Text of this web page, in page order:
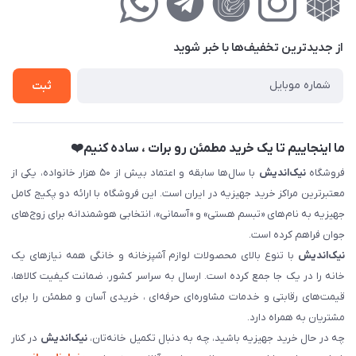
لیست محصولات
حریم خصوصی
فروش‌اقساطی
از جدید‌ترین تخفیف‌ها با‌ خبر شوید
ثبت
ما اینجاییم تا یک خرید مطمئن رو برات ، ساده کنیم❤️
فروشگاهنیک‌اندیش
با سال‌ها سابقه و اعتماد بیش از ۵۰ هزار خانواده، یکی از
معتبرترین مراکز خرید جهیزیه در ایران است. این فروشگاه با ارائه دو پکیج کامل
جهیزیه به نام‌های «تبسم هستی» و «آسمانی»، انتخابی هوشمندانه برای زوج‌های
جوان فراهم کرده است.
نیک‌اندیش با تنوع بالای محصولات لوازم آشپزخانه و خانگی همه نیازهای یک
خانه را در یک جا جمع کرده است. ارسال به سراسر کشور، ضمانت کیفیت کالاها،
قیمت‌های رقابتی و خدمات مشاوره‌ای حرفه‌ای ، خریدی آسان و مطمئن را برای
مشتریان به همراه دارد.
چه در حال خرید جهیزیه باشید، چه به دنبال تکمیل خانه‌تان،نیک‌اندیش در کنار